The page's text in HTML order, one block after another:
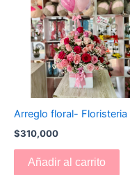
Arreglo floral- Floristeria
$310,000
Añadir al carrito